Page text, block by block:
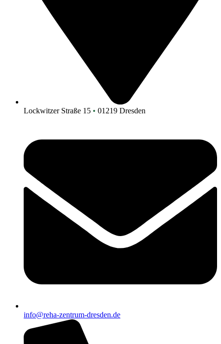
Lockwitzer Straße 15 • 01219 Dresden
info@reha-zentrum-dresden.de